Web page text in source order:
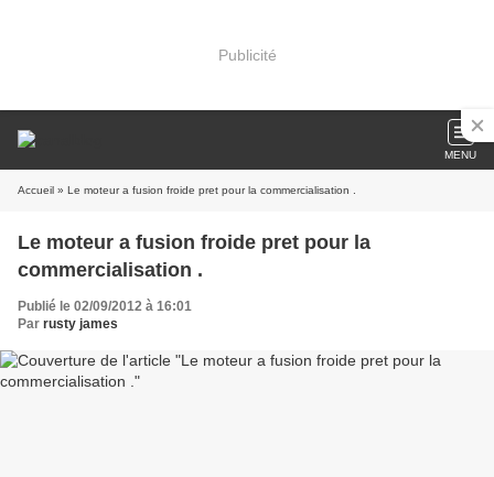
Publicité
MENU
Accueil » Le moteur a fusion froide pret pour la commercialisation .
Le moteur a fusion froide pret pour la
commercialisation .
Publié le 02/09/2012 à 16:01
Par rusty james